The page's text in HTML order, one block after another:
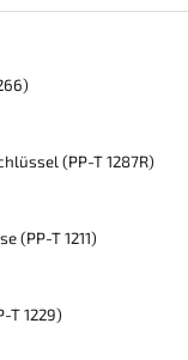
(PP-T 1287R)
(PP-T 1211)
T 1229)